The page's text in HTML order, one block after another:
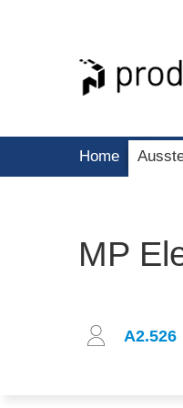
Home
MP
A2.526